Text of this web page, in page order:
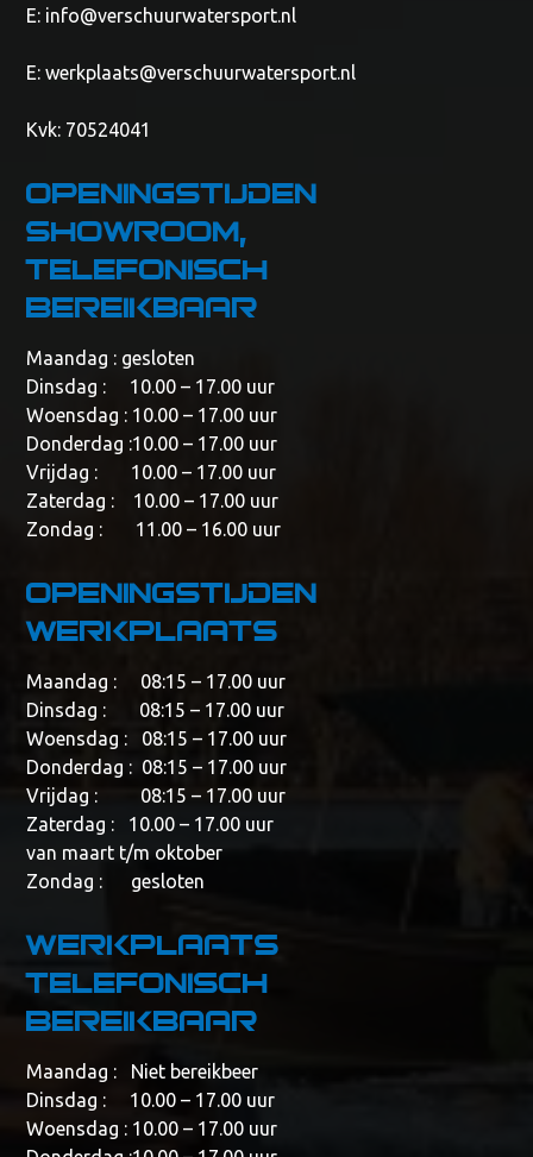
E: info@verschuurwatersport.nl
E:werkplaats@verschuurwatersport.nl
Kvk: 70524041
Openingstijden
showroom,
telefonisch
bereikbaar
Maandag : gesloten
Dinsdag : 10.00 – 17.00 uur
Woensdag : 10.00 – 17.00 uur
Donderdag :10.00 – 17.00 uur
Vrijdag : 10.00 – 17.00 uur
Zaterdag : 10.00 – 17.00 uur
Zondag : 11.00 – 16.00 uur
Openingstijden
werkplaats
Maandag : 08:15 – 17.00 uur
Dinsdag : 08:15 – 17.00 uur
Woensdag : 08:15 – 17.00 uur
Donderdag : 08:15 – 17.00 uur
Vrijdag : 08:15 – 17.00 uur
Zaterdag : 10.00 – 17.00 uur
van maart t/m oktober
Zondag : gesloten
Werkplaats
telefonisch
bereikbaar
Maandag : Niet bereikbeer
Dinsdag : 10.00 – 17.00 uur
Woensdag : 10.00 – 17.00 uur